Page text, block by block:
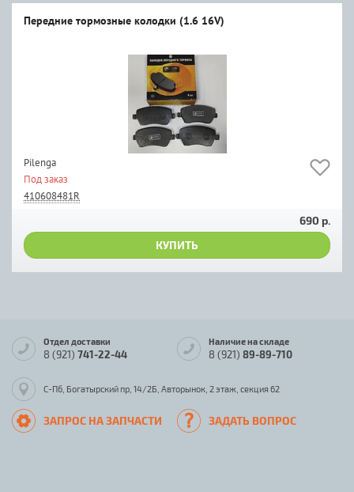
Передние тормозные колодки (1.6 16V)
Pilenga
Под заказ
410608481R
690 р.
КУПИТЬ
Отдел доставки
8 (921) 741-22-44
Наличие на складе
8 (921) 89-89-710
С-Пб, Богатырский пр, 14/2Б, Авторынок, 2 этаж, секция 62
ЗАПРОС НА ЗАПЧАСТИ ЗАДАТЬ ВОПРОС